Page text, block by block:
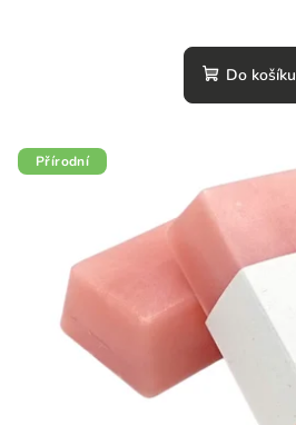
Do košíku
Přírodní